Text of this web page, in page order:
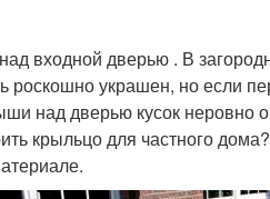
входной дверью . В
роскошно украшен, но если
над дверью кусок неровно
крыльцо для частного